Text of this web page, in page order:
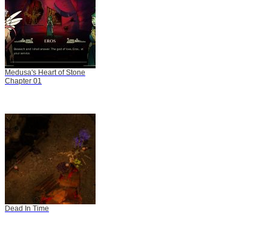
Medusa's Heart of Stone
Chapter 01
Dead In Time